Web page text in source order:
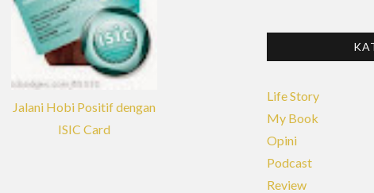
Jalani Hobi Positif dengan
ISIC Card
Life Story
My Book
Opini
Podcast
Review